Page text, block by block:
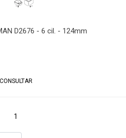
D2676 - 6 cil. - 124mm
CONSULTAR
1